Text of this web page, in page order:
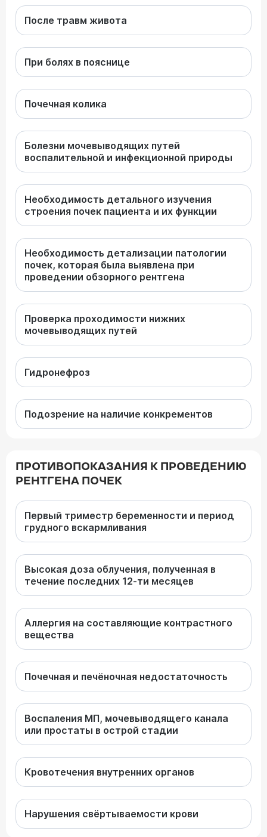
После травм живота
При болях в пояснице
Почечная колика
Болезни мочевыводящих путей
воспалительной и инфекционной природы
Необходимость детального изучения
строения почек пациента и их функции
Необходимость детализации патологии
почек, которая была выявлена при
проведении обзорного рентгена
Проверка проходимости нижних
мочевыводящих путей
Гидронефроз
Подозрение на наличие конкрементов
ПРОТИВОПОКАЗАНИЯ К ПРОВЕДЕНИЮ
РЕНТГЕНА ПОЧЕК
Первый триместр беременности и период
грудного вскармливания
Высокая доза облучения, полученная в
течение последних 12-ти месяцев
Аллергия на составляющие контрастного
вещества
Почечная и печёночная недостаточность
Воспаления МП, мочевыводящего канала
или простаты в острой стадии
Кровотечения внутренних органов
Нарушения свёртываемости крови